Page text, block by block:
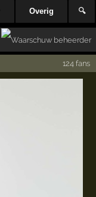
Overig 🔍
124 fans